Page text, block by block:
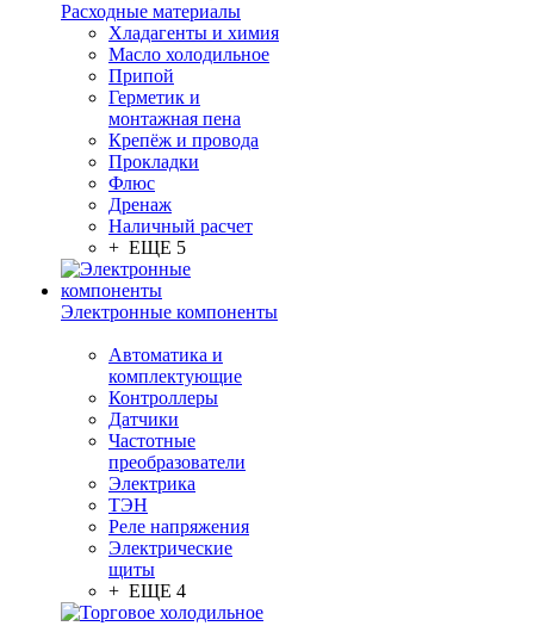
Расходные материалы
Хладагенты и химия
Масло холодильное
Припой
Герметик и
монтажная пена
Крепёж и провода
Прокладки
Флюс
Дренаж
Наличный расчет
+ ЕЩЕ 5
Электронные компоненты
Автоматика и
комплектующие
Контроллеры
Датчики
Частотные
преобразователи
Электрика
ТЭН
Реле напряжения
Электрические
щиты
+ ЕЩЕ 4